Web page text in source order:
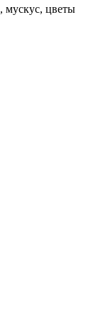
мускус, цветы